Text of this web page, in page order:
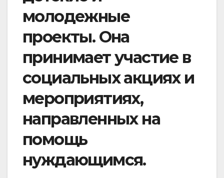
молодежные
проекты. Она
принимает участие в
социальных акциях и
мероприятиях,
направленных на
помощь
нуждающимся.